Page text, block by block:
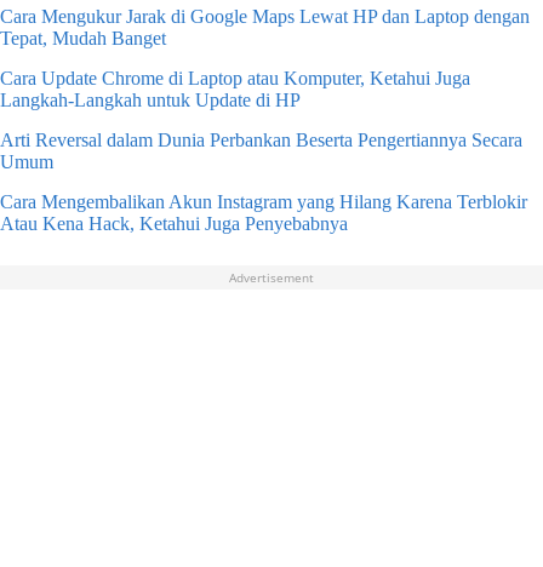
Cara Mengukur Jarak di Google Maps Lewat HP dan Laptop dengan
Tepat, Mudah Banget
Cara Update Chrome di Laptop atau Komputer, Ketahui Juga
Langkah-Langkah untuk Update di HP
Arti Reversal dalam Dunia Perbankan Beserta Pengertiannya Secara
Umum
Cara Mengembalikan Akun Instagram yang Hilang Karena Terblokir
Atau Kena Hack, Ketahui Juga Penyebabnya
Advertisement